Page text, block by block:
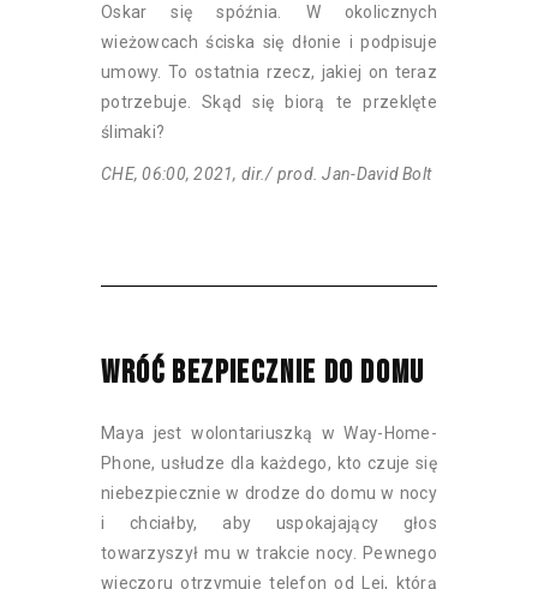
Oskar się spóźnia. W okolicznych
wieżowcach ściska się dłonie i podpisuje
umowy. To ostatnia rzecz, jakiej on teraz
potrzebuje. Skąd się biorą te przeklęte
ślimaki?
CHE, 06:00, 2021, dir./ prod. Jan-David Bolt
WRÓĆ BEZPIECZNIE DO DOMU
Maya jest wolontariuszką w Way-Home-
Phone, usłudze dla każdego, kto czuje się
niebezpiecznie w drodze do domu w nocy
i chciałby, aby uspokajający głos
towarzyszył mu w trakcie nocy. Pewnego
wieczoru otrzymuje telefon od Lei, którą